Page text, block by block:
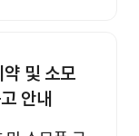
및 소모
안내